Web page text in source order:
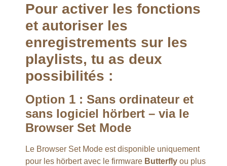
Pour activer les fonctions
et autoriser les
enregistrements sur les
playlists, tu as deux
possibilités :
Option 1 : Sans ordinateur et
sans logiciel hörbert – via le
Browser Set Mode
Le Browser Set Mode est disponible uniquement
pour les hörbert avec le firmware Butterfly ou plus